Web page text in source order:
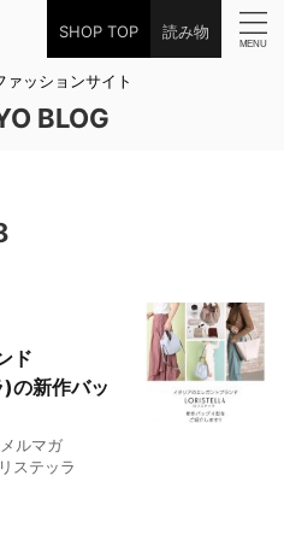
SHOP TOP 読み物
ァッションサイト
BLOG
ド
の新作バッ
メルマガ
ステッラ